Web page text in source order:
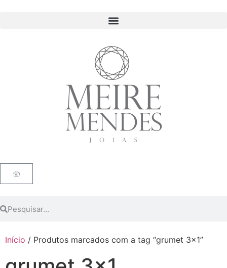
Início / Produtos marcados com a tag “grumet 3x1”